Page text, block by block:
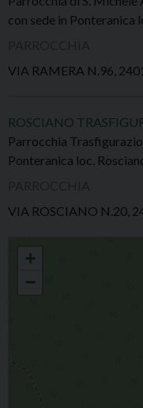
con sede in Ponteranica
VIA RAMERA N.96,
ROSCIANO
Parrocchia
Ponteranica loc.
VIA ROSCIANO N.20,
+
−